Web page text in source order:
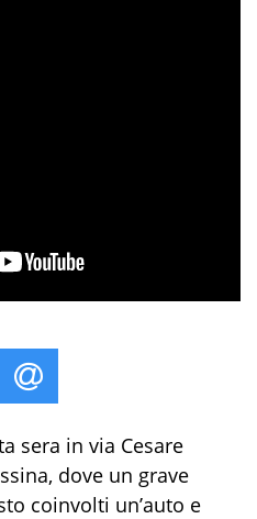
sera in via Cesare
dove un grave
coinvolti un’auto e